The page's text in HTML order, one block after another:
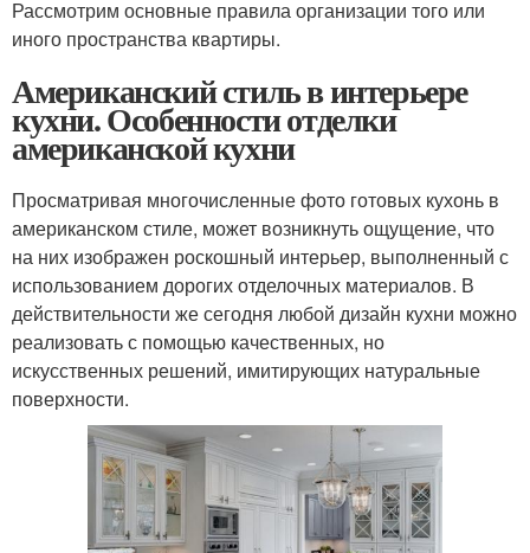
Рассмотрим основные правила организации того или
иного пространства квартиры.
Американский стиль в интерьере
кухни. Особенности отделки
американской кухни
Просматривая многочисленные фото готовых кухонь в
американском стиле, может возникнуть ощущение, что
на них изображен роскошный интерьер, выполненный с
использованием дорогих отделочных материалов. В
действительности же сегодня любой дизайн кухни можно
реализовать с помощью качественных, но
искусственных решений, имитирующих натуральные
поверхности.